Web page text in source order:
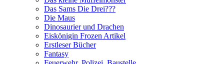
Das Sams Die Drei???
Die Maus
Dinosaurier und Drachen
Eiskönigin Frozen Artikel
Erstleser Bücher
Fantasy